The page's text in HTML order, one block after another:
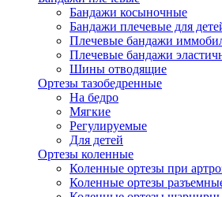
Бандажи косыночные
Бандажи плечевые для
Плечевые бандажи
Плечевые бандажи
Шины отводящие
Ортезы тазобедренные
На бедро
Мягкие
Регулируемые
Для детей
Ортезы коленные
Коленные ортезы при
Коленные ортезы